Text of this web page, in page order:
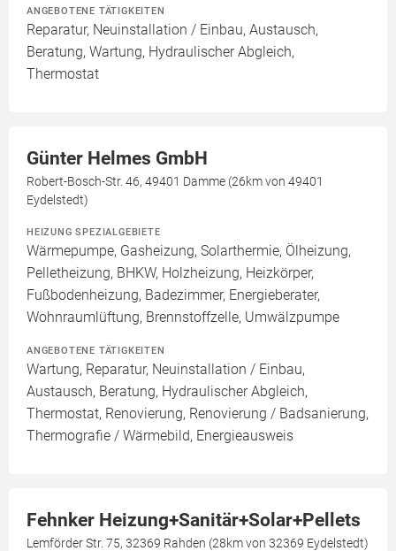
ANGEBOTENE TÄTIGKEITEN
Reparatur, Neuinstallation / Einbau, Austausch,
Beratung, Wartung, Hydraulischer Abgleich,
Thermostat
Günter Helmes GmbH
Robert-Bosch-Str. 46, 49401 Damme (26km von 49401
Eydelstedt)
HEIZUNG SPEZIALGEBIETE
Wärmepumpe, Gasheizung, Solarthermie, Ölheizung,
Pelletheizung, BHKW, Holzheizung, Heizkörper,
Fußbodenheizung, Badezimmer, Energieberater,
Wohnraumlüftung, Brennstoffzelle, Umwälzpumpe
ANGEBOTENE TÄTIGKEITEN
Wartung, Reparatur, Neuinstallation / Einbau,
Austausch, Beratung, Hydraulischer Abgleich,
Thermostat, Renovierung, Renovierung / Badsanierung,
Thermografie / Wärmebild, Energieausweis
Fehnker Heizung+Sanitär+Solar+Pellets
Lemförder Str. 75, 32369 Rahden (28km von 32369 Eydelstedt)